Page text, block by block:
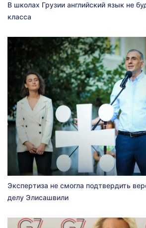
В школах Грузии английский язык не
класса
Экспертиза не смогла подтвердить
делу Элисашвили